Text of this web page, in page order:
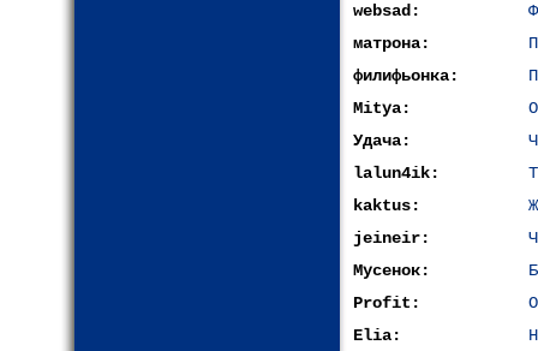
websad:
матрона:
филифьонка:
Mitya:
Удача:
lalun4ik:
kaktus:
jeineir:
Мусенок:
Profit:
Elia: